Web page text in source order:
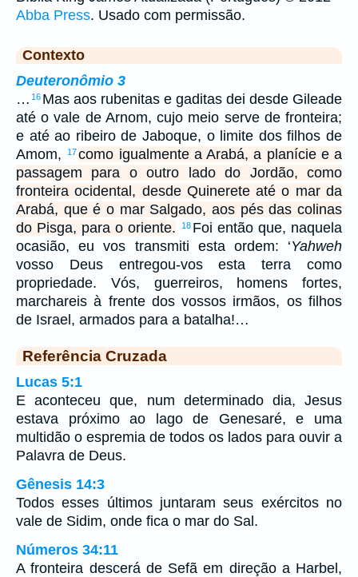
Abba Press. Usado com permissão.
Contexto
Deuteronômio 3
… 16 Mas aos rubenitas e gaditas dei desde Gileade
até o vale de Arnom, cujo meio serve de fronteira;
e até ao ribeiro de Jaboque, o limite dos filhos de
Amom,
17como igualmente a Arabá, a planície e a
passagem para o outro lado do Jordão, como
fronteira ocidental, desde Quinerete até o mar da
Arabá, que é o mar Salgado, aos pés das colinas
do Pisga, para o oriente.
18 Foi então que, naquela
ocasião, eu vos transmiti esta ordem: ‘Yahweh
vosso Deus entregou-vos esta terra como
propriedade. Vós, guerreiros, homens fortes,
marchareis à frente dos vossos irmãos, os filhos
de Israel, armados para a batalha!…
Referência Cruzada
Lucas 5:1
E aconteceu que, num determinado dia, Jesus
estava próximo ao lago de Genesaré, e uma
multidão o espremia de todos os lados para ouvir a
Palavra de Deus.
Gênesis 14:3
Todos esses últimos juntaram seus exércitos no
vale de Sidim, onde fica o mar do Sal.
Números 34:11
A fronteira descerá de Sefã em direção a Harbel,